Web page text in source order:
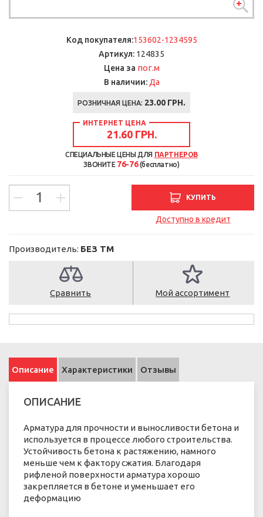
Код покупателя:153602-1234595
Артикул: 124835
Цена за пог.м
В наличии: Да
РОЗНИЧНАЯ ЦЕНА: 23.00 ГРН.
ИНТЕРНЕТ ЦЕНА
21.60 ГРН.
СПЕЦИАЛЬНЫЕ ЦЕНЫ ДЛЯ ПАРТНЕРОВ
ЗВОНИТЕ 76-76(бесплатно)
КУПИТЬ
Доступно в кредит
Производитель: БЕЗ ТМ
Сравнить Мой ассортимент
Описание Характеристики Отзывы
ОПИСАНИЕ
Арматура для прочности и выносливости бетона и
используется в процессе любого строительства.
Устойчивость бетона к растяжению, намного
меньше чем к фактору сжатия. Благодаря
рифленой поверхности арматура хорошо
закрепляется в бетоне и уменьшает его
деформацию